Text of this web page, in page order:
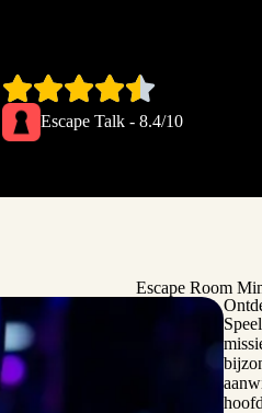
Escape Talk - 8.4/10
Escape Room